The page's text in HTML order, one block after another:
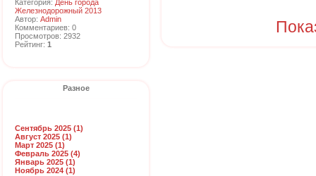
Категория: День города
Железнодорожный 2013
Автор: Admin
Комментариев: 0
Просмотров: 2932
Рейтинг: 1
Разное
Сентябрь 2025 (1)
Август 2025 (1)
Март 2025 (1)
Февраль 2025 (4)
Январь 2025 (1)
Ноябрь 2024 (1)